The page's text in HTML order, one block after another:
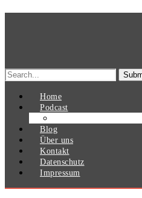
Search
for:
Home
Podcast
Blog
Über uns
Kontakt
Datenschutz
Impressum